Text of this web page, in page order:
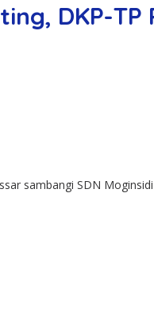
DKP-TP
sambangi SDN